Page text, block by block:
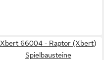
Xbert 66004 - Raptor (Xbert)
Spielbausteine